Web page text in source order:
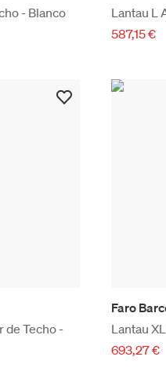
- Blanco
Lantau L
587,15 €
de Techo -
Faro
Lantau
693,27 €